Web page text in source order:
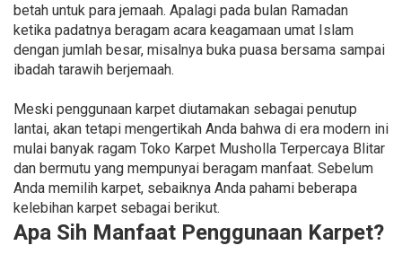
betah untuk para jemaah. Apalagi pada bulan Ramadan
ketika padatnya beragam acara keagamaan umat Islam
dengan jumlah besar, misalnya buka puasa bersama sampai
ibadah tarawih berjemaah.
Meski penggunaan karpet diutamakan sebagai penutup
lantai, akan tetapi mengertikah Anda bahwa di era modern ini
mulai banyak ragam Toko Karpet Musholla Terpercaya Blitar
dan bermutu yang mempunyai beragam manfaat. Sebelum
Anda memilih karpet, sebaiknya Anda pahami beberapa
kelebihan karpet sebagai berikut.
Apa Sih Manfaat Penggunaan Karpet?